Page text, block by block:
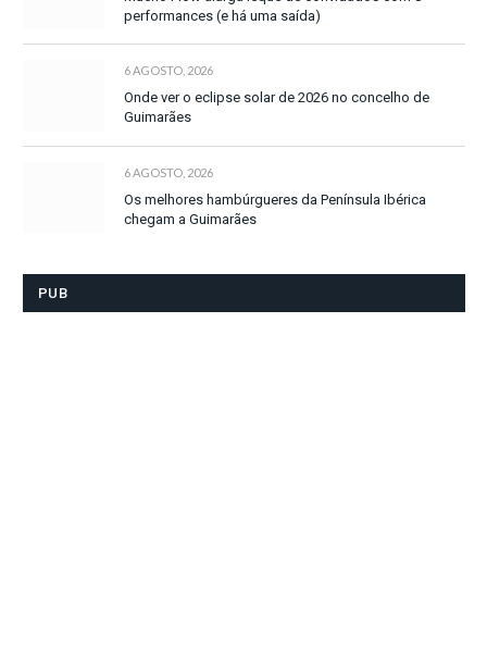
performances (e há uma saída)
6 AGOSTO, 2026
Onde ver o eclipse solar de 2026 no concelho de
Guimarães
6 AGOSTO, 2026
Os melhores hambúrgueres da Península Ibérica
chegam a Guimarães
PUB